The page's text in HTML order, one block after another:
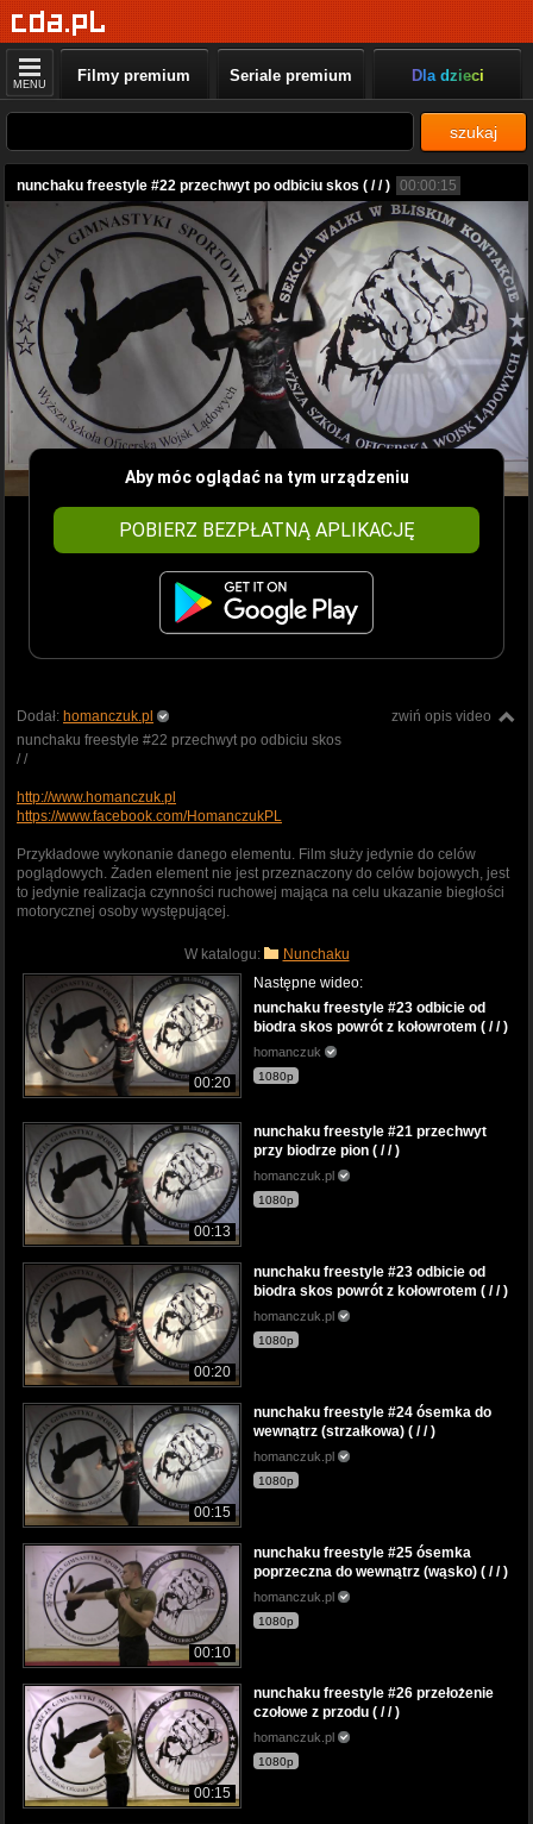
MENU Filmy premium Seriale premium Dla dzieci
szukaj
nunchaku freestyle #22 przechwyt po odbiciu skos ( / / ) 00:00:15
Aby móc oglądać na tym urządzeniu
POBIERZ BEZPŁATNĄ APLIKACJĘ
zwiń opis video
Dodał: homanczuk.pl
nunchaku freestyle #22 przechwyt po odbiciu skos
/ /
http://www.homanczuk.pl
https://www.facebook.com/HomanczukPL
Przykładowe wykonanie danego elementu. Film służy jedynie do celów
poglądowych. Żaden element nie jest przeznaczony do celów bojowych, jest
to jedynie realizacja czynności ruchowej mająca na celu ukazanie biegłości
motorycznej osoby występującej.
W katalogu: Nunchaku
00:20
Następne wideo:
nunchaku freestyle #23 odbicie od
biodra skos powrót z kołowrotem ( / / )
homanczuk
1080p
00:13
nunchaku freestyle #21 przechwyt
przy biodrze pion ( / / )
homanczuk.pl
1080p
00:20
nunchaku freestyle #23 odbicie od
biodra skos powrót z kołowrotem ( / / )
homanczuk.pl
1080p
00:15
nunchaku freestyle #24 ósemka do
wewnątrz (strzałkowa) ( / / )
homanczuk.pl
1080p
00:10
nunchaku freestyle #25 ósemka
poprzeczna do wewnątrz (wąsko) ( / / )
homanczuk.pl
1080p
00:15
nunchaku freestyle #26 przełożenie
czołowe z przodu ( / / )
homanczuk.pl
1080p